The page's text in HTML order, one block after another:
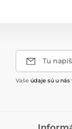
Tu
Vaše údaje sú u